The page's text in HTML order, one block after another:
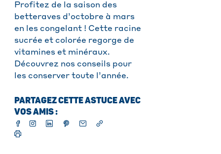
Profitez de la saison des
betteraves d’octobre à mars
en les congelant ! Cette racine
sucrée et colorée regorge de
vitamines et minéraux.
Découvrez nos conseils pour
les conserver toute l’année.
PARTAGEZ CETTE ASTUCE AVEC
VOS AMIS :